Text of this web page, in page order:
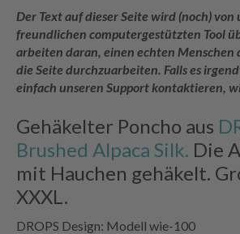
Der Text auf dieser Seite wird (noch) von
freundlichen computergestützten Tool
arbeiten daran, einen echten Menschen
die Seite durchzuarbeiten. Falls es
einfach unseren Support kontaktieren,
Gehäkelter Poncho aus
Brushed Alpaca Silk. Die
mit Hauchen gehäkelt.
XXXL.
DROPS Design: Modell wie-100